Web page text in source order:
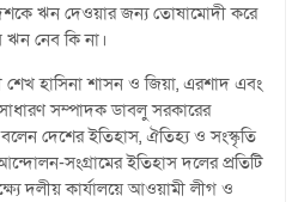
ঋন দেওয়ার জন্য তোষামোদী করে
ঋন নেব কি না।
শেখ হাসিনা শাসন ও জিয়া, এরশাদ এবং
সম্পাদক ডাবলু সরকারের
দেশের ইতিহাস, ঐতিহ্য ও সংস্কৃতি
সংগ্রামের ইতিহাস দলের প্রতিটি
দলীয় কার্যালয়ে আওয়ামী লীগ ও